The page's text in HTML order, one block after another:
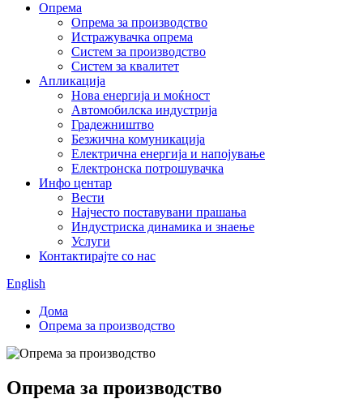
Опрема
Опрема за производство
Истражувачка опрема
Систем за производство
Систем за квалитет
Апликација
Нова енергија и моќност
Автомобилска индустрија
Градежништво
Безжична комуникација
Електрична енергија и напојување
Електронска потрошувачка
Инфо центар
Вести
Најчесто поставувани прашања
Индустриска динамика и знаење
Услуги
Контактирајте со нас
English
Дома
Опрема за производство
Опрема за производство